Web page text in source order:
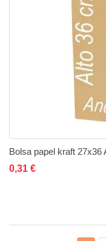
Bolsa papel kraft 27x36
0,31 €